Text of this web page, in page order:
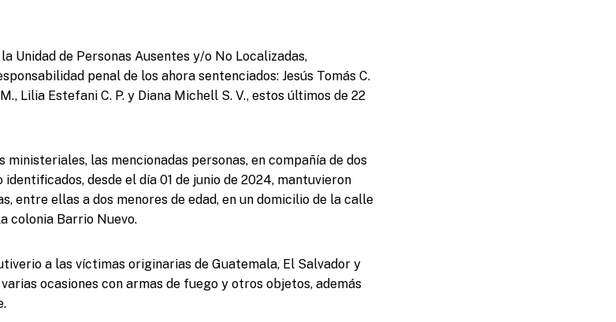
Unidad de Personas Ausentes y/o No Localizadas,
penal de los ahora sentenciados: Jesús Tomás C.
Lilia Estefani C. P. y Diana Michell S. V., estos últimos de 22
ministeriales, las mencionadas personas, en compañía de dos
desde el día 01 de junio de 2024, mantuvieron
entre ellas a dos menores de edad, en un domicilio de la calle
colonia Barrio Nuevo.
a las víctimas originarias de Guatemala, El Salvador y
ocasiones con armas de fuego y otros objetos, además